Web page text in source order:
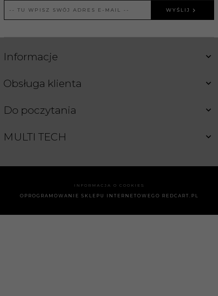
WYŚLIJ
Informacje
Obsługa klienta
Do poczytania
MULTI TECH
INFORMACJA O COOKIES
OPROGRAMOWANIE SKLEPU INTERNETOWEGO REDCART.PL